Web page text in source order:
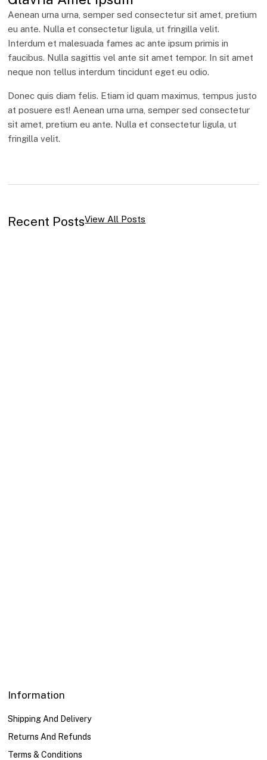
Aenean urna urna, semper sed consectetur sit amet, pretium
eu ante. Nulla et consectetur ligula, ut fringilla velit.
Interdum et malesuada fames ac ante ipsum primis in
faucibus. Nulla sagittis vel ante sit amet tempor. In sit amet
neque non tellus interdum tincidunt eget eu odio.
Donec quis diam felis. Etiam id quam maximus, tempus justo
at posuere est! Aenean urna urna, semper sed consectetur
sit amet, pretium eu ante. Nulla et consectetur ligula, ut
fringilla velit.
Recent PostsView All Posts
Information
Shipping And Delivery
Returns And Refunds
Terms & Conditions